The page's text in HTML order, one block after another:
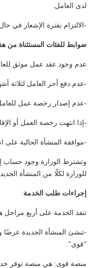
لدى العامل.
-الالتزام بفترة الإشعار في
ضوابط للفئات المستثناة من
عدم وجود عقد عمل موثق
-عدم دفع أجر العامل لثلاثة
-عدم إصدار رخصة عمل للعامل خلال 90 يومًا من
-إذا انتهت رخصة العمل أو
-موافقة المنشأة الحالية على
وتشترط الوزارة وجود حساب
للوزارة لكلًا من المنشأة
إجراءات طلب الخدمة:
تنفذ الخدمة على أربع مراحل
-تنشئ المنشأة الجديدة
“قوى”.
منصة قوى: هي منصة توفر